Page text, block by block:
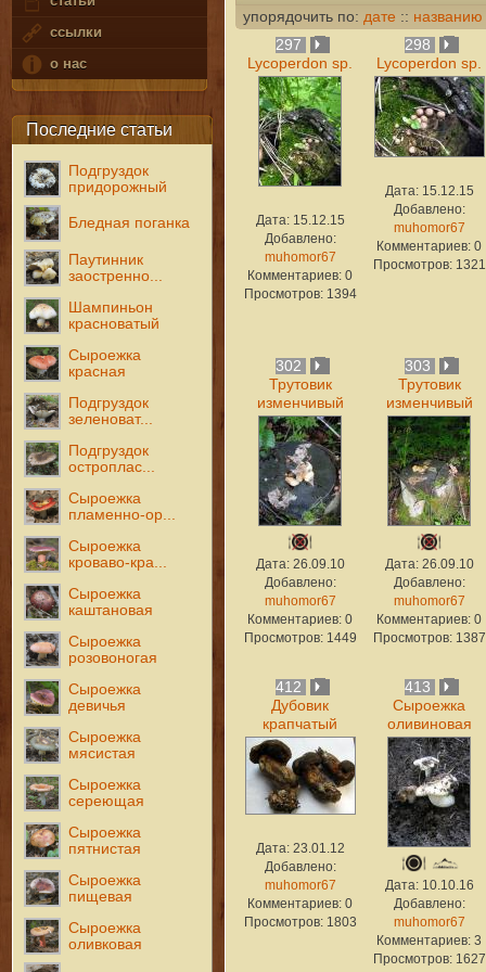
ссылки
о нас
Последние статьи
Подгруздок
придорожный
Бледная поганка
Паутинник
заостренно...
Шампиньон
красноватый
Сыроежка
красная
Подгруздок
зеленоват...
Подгруздок
остроплас...
Сыроежка
пламенно-ор...
Сыроежка
кроваво-кра...
Сыроежка
каштановая
Сыроежка
розовоногая
Сыроежка
девичья
Сыроежка
мясистая
Сыроежка
сереющая
Сыроежка
пятнистая
Сыроежка
пищевая
Сыроежка
оливковая
упорядочить по: дате :: названию
297
Lycoperdon sp.
Дата: 15.12.15
Добавлено:
muhomor67
Комментариев: 0
Просмотров: 1394
298
Lycoperdon sp.
Дата: 15.12.15
Добавлено:
muhomor67
Комментариев: 0
Просмотров: 1321
302
Трутовик
изменчивый
Дата: 26.09.10
Добавлено:
muhomor67
Комментариев: 0
Просмотров: 1449
303
Трутовик
изменчивый
Дата: 26.09.10
Добавлено:
muhomor67
Комментариев: 0
Просмотров: 1387
412
Дубовик
крапчатый
Дата: 23.01.12
Добавлено:
muhomor67
Комментариев: 0
Просмотров: 1803
413
Сыроежка
оливиновая
Дата: 10.10.16
Добавлено:
muhomor67
Комментариев: 3
Просмотров: 1627